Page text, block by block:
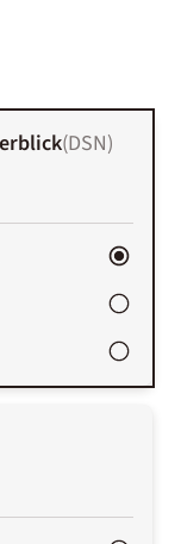
(DSN)